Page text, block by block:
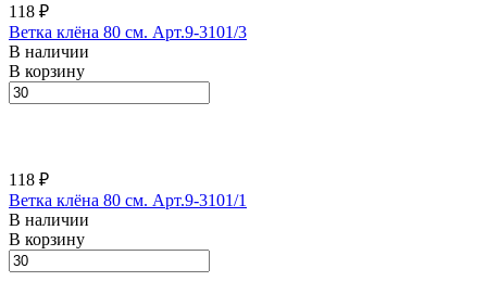
118 ₽
Ветка клёна 80 см. Арт.9-3101/3
В наличии
В корзину
118 ₽
Ветка клёна 80 см. Арт.9-3101/1
В наличии
В корзину